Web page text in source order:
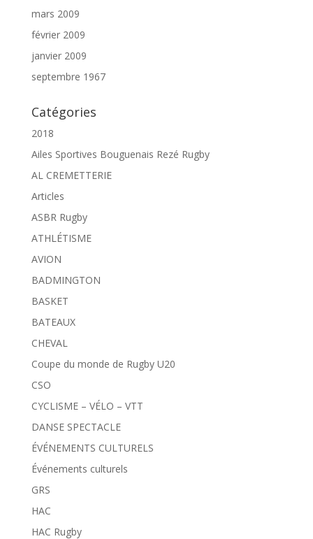
mars 2009
février 2009
janvier 2009
septembre 1967
Catégories
2018
Ailes Sportives Bouguenais Rezé Rugby
AL CREMETTERIE
Articles
ASBR Rugby
ATHLÉTISME
AVION
BADMINGTON
BASKET
BATEAUX
CHEVAL
Coupe du monde de Rugby U20
CSO
CYCLISME – VÉLO – VTT
DANSE SPECTACLE
ÉVÉNEMENTS CULTURELS
Événements culturels
GRS
HAC
HAC Rugby